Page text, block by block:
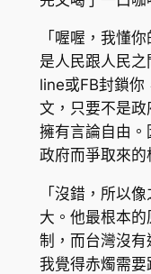
「喔喔，我懂
是人民跟人民
line或FB封鎖你
文，只要不是
擁有言論自由
政府而爭取來的
「沒錯，所以
大。他最根本
制，而台灣沒有
我覺得赤燭需